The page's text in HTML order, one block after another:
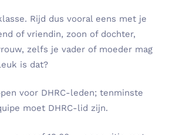
Rijd dus vooral eens met je
of vriendin, zoon of dochter,
zelfs je vader of moeder mag
is dat?
voor DHRC-leden; tenminste
moet DHRC-lid zijn.